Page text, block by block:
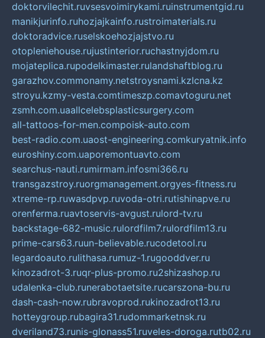
doktorvilechit.ruvsesvoimirykami.ruinstrumentgid.ru
manikjurinfo.ruhozjajkainfo.rustroimaterials.ru
doktoradvice.ruselskoehozjajstvo.ru
otopleniehouse.rujustinterior.ruchastnyjdom.ru
mojateplica.rupodelkimaster.rulandshaftblog.ru
garazhov.commonamy.netstroysnami.kzlcna.kz
stroyu.kzmy-vesta.comtimeszp.comavtoguru.net
zsmh.com.uaallcelebsplasticsurgery.com
all-tattoos-for-men.compoisk-auto.com
best-radio.com.uaost-engineering.comkuryatnik.info
euroshiny.com.uaporemontuavto.com
searchus-nauti.rumirmam.infosmi366.ru
transgazstroy.ruorgmanagement.orgyes-fitness.ru
xtreme-rp.ruwasdpvp.ruvoda-otri.rutishinapve.ru
orenferma.ruavtoservis-avgust.rulord-tv.ru
backstage-682-music.rulordfilm7.rulordfilm13.ru
prime-cars63.ruun-believable.rucodetool.ru
legardoauto.rulithasa.rumuz-1.rugooddver.ru
kinozadrot-3.ruqr-plus-promo.ru2shizashop.ru
udalenka-club.runerabotaetsite.rucarszona-bu.ru
dash-cash-now.rubravoprod.rukinozadrot13.ru
hotteygroup.rubagira31.rudommarketnsk.ru
dveriland73.runis-glonass51.ruveles-doroga.rutb02.ru